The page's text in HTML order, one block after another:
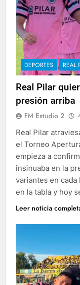
DEPORTES REAL
Real Pilar
presión arriba
FM Estudio 2
Real Pilar
el Torneo
empieza a
insinuaba en la
variantes en
en la tabla y hoy
Leer noticia